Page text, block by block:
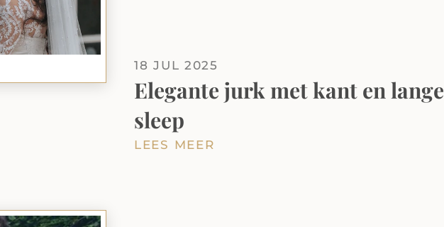
18 JUL 2025
Elegante jurk met kant en lange
sleep
LEES MEER